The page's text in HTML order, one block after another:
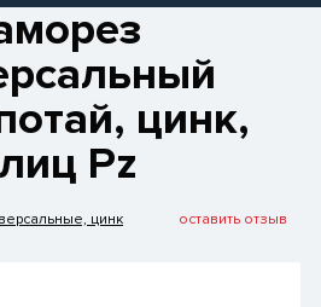
цинк,
Pz
цинк оставить отзыв